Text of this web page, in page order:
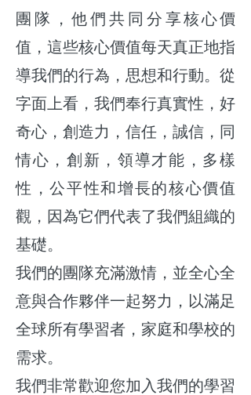
團隊，他們共同分享核心價
值，這些核心價值每天真正地指
導我們的行為，思想和行動。從
字面上看，我們奉行真實性，好
奇心，創造力，信任，誠信，同
情心，創新，領導才能，多樣
性，公平性和增長的核心價值
觀，因為它們代表了我們組織的
基礎。
我們的團隊充滿激情，並全心全
意與合作夥伴一起努力，以滿足
全球所有學習者，家庭和學校的
需求。
我們非常歡迎您加入我們的學習